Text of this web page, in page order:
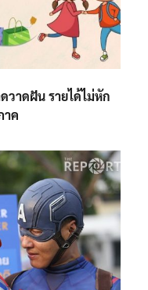
าดฝัน รายได้ไม่หัก
าค